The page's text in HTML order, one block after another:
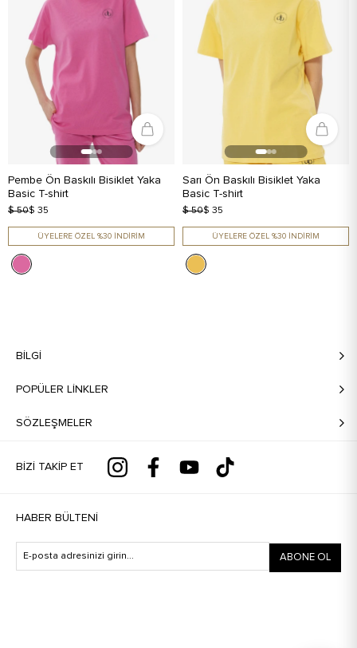
Pembe Ön Baskılı Bisiklet Yaka
Basic T-shirt
$ 50$ 35
ÜYELERE ÖZEL %30 İNDİRİM
Sarı Ön Baskılı Bisiklet Yaka
Basic T-shirt
$ 50$ 35
ÜYELERE ÖZEL %30 İNDİRİM
BILGI
POPÜLER LİNKLER
SÖZLEŞMELER
BIZI TAKIP ET
HABER BÜLTENI
ABONE OL